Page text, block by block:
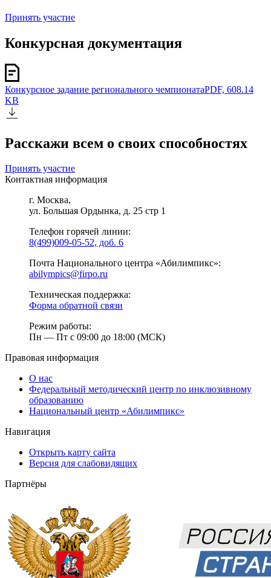
Принять участие
Конкурсная документация
Конкурсное задание регионального чемпионатаPDF, 608.14
KB
Расскажи всем о своих способностях
Принять участие
Контактная информация
г. Москва,
ул. Большая Ордынка, д. 25 стр 1
Телефон горячей линии:
8(499)009-05-52, доб. 6
Почта Национального центра «Абилимпикс»:
abilympics@firpo.ru
Техническая поддержка:
Форма обратной связи
Режим работы:
Пн — Пт с 09:00 до 18:00 (МСК)
Правовая информация
О нас
Федеральный методический центр по инклюзивному
образованию
Национальный центр «Абилимпикс»
Навигация
Открыть карту сайта
Версия для слабовидящих
Партнёры